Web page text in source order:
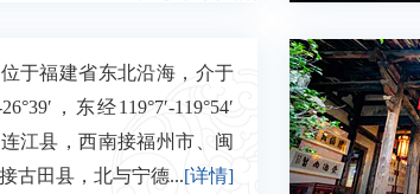
福建省东北沿海，介于
，东经119°7′-119°54′
江县，西南接福州市、闽
古田县，北与宁德...[详情]